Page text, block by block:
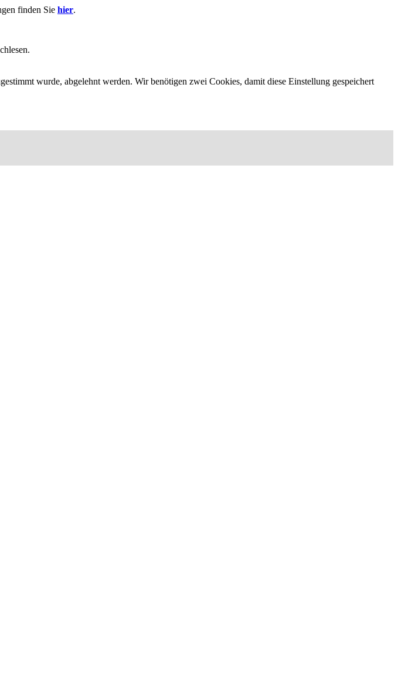
finden Sie hier.
wurde, abgelehnt werden. Wir benötigen zwei Cookies, damit diese Einstellung gespeichert